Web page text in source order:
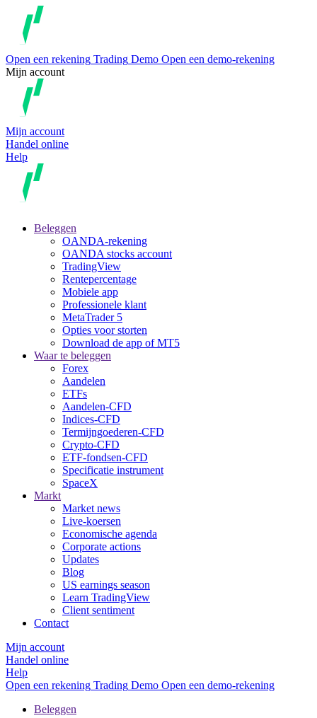
Open een rekening Trading Demo Open een demo-rekening
Mijn account
Mijn account
Handel online
Help
Beleggen
OANDA-rekening
OANDA stocks account
TradingView
Rentepercentage
Mobiele app
Professionele klant
MetaTrader 5
Opties voor storten
Download de app of MT5
Waar te beleggen
Forex
Aandelen
ETFs
Aandelen-CFD
Indices-CFD
Termijngoederen-CFD
Crypto-CFD
ETF-fondsen-CFD
Specificatie instrument
SpaceX
Markt
Market news
Live-koersen
Economische agenda
Corporate actions
Updates
Blog
US earnings season
Learn TradingView
Client sentiment
Contact
Mijn account
Handel online
Help
Open een rekening Trading Demo Open een demo-rekening
Beleggen